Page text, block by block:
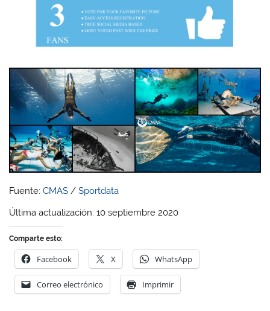
Fuente:CMAS /Sportdata
Última actualización: 10 septiembre 2020
Comparte esto:
Facebook X WhatsApp
Correo electrónico Imprimir